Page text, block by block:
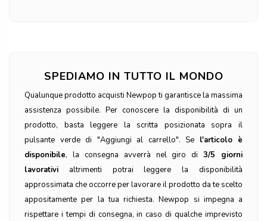
SPEDIAMO IN TUTTO IL MONDO
Qualunque prodotto acquisti Newpop ti garantisce la massima
assistenza possibile. Per conoscere la disponibilità di un
prodotto, basta leggere la scritta posizionata sopra il
pulsante verde di "Aggiungi al carrello". Se l'articolo è
disponibile, la consegna avverrà nel giro di3/5 giorni
lavorativi altrimenti potrai leggere la disponibilità
approssimata che occorre per lavorare il prodotto da te scelto
appositamente per la tua richiesta. Newpop si impegna a
rispettare i tempi di consegna, in caso di qualche imprevisto